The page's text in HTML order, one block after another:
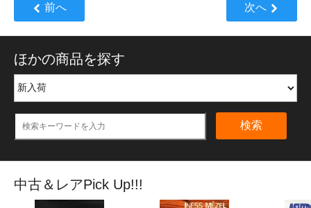
前へ 次へ
ほかの商品を探す
検索
中古＆レアPick Up!!!